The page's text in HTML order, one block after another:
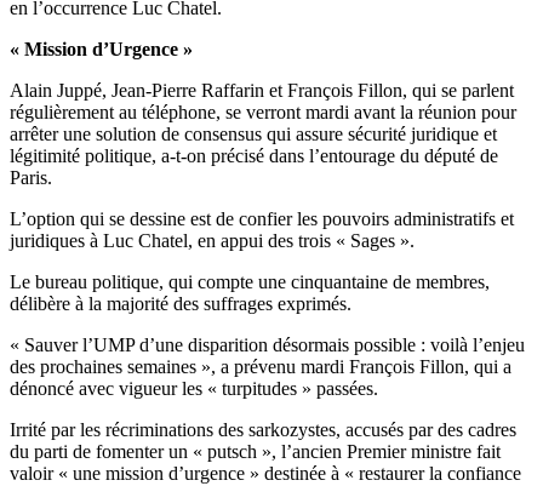
en l’occurrence Luc Chatel.
« Mission d’Urgence »
Alain Juppé, Jean-Pierre Raffarin et François Fillon, qui se parlent
régulièrement au téléphone, se verront mardi avant la réunion pour
arrêter une solution de consensus qui assure sécurité juridique et
légitimité politique, a-t-on précisé dans l’entourage du député de
Paris.
L’option qui se dessine est de confier les pouvoirs administratifs et
juridiques à Luc Chatel, en appui des trois « Sages ».
Le bureau politique, qui compte une cinquantaine de membres,
délibère à la majorité des suffrages exprimés.
« Sauver l’UMP d’une disparition désormais possible : voilà l’enjeu
des prochaines semaines », a prévenu mardi François Fillon, qui a
dénoncé avec vigueur les « turpitudes » passées.
Irrité par les récriminations des sarkozystes, accusés par des cadres
du parti de fomenter un « putsch », l’ancien Premier ministre fait
valoir « une mission d’urgence » destinée à « restaurer la confiance